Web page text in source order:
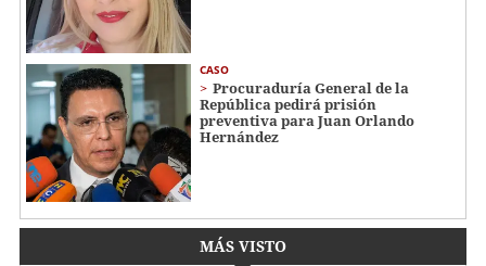
CASO
Procuraduría General de la
República pedirá prisión
preventiva para Juan Orlando
Hernández
MÁS VISTO